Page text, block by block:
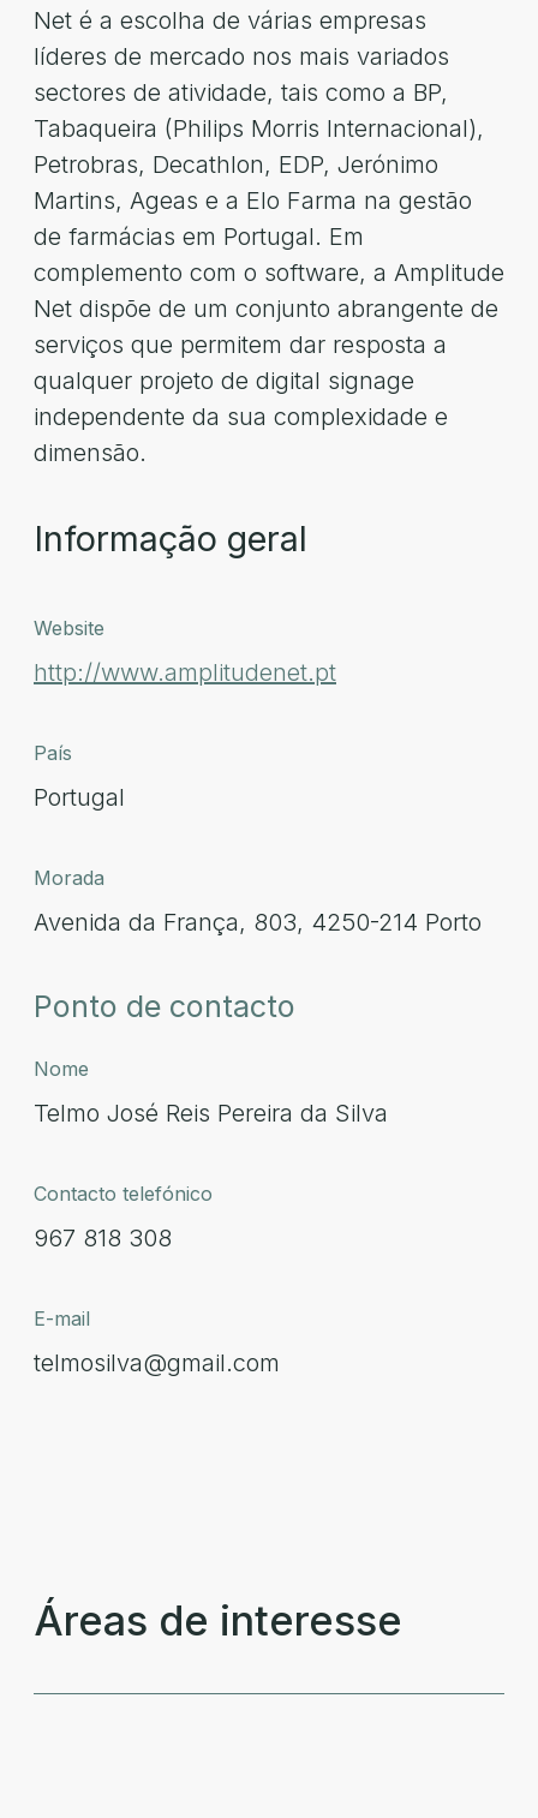
Net é a escolha de várias empresas
líderes de mercado nos mais variados
sectores de atividade, tais como a BP,
Tabaqueira (Philips Morris Internacional),
Petrobras, Decathlon, EDP, Jerónimo
Martins, Ageas e a Elo Farma na gestão
de farmácias em Portugal. Em
complemento com o software, a Amplitude
Net dispõe de um conjunto abrangente de
serviços que permitem dar resposta a
qualquer projeto de digital signage
independente da sua complexidade e
dimensão.
Informação geral
Website
http://www.amplitudenet.pt
País
Portugal
Morada
Avenida da França, 803, 4250-214 Porto
Ponto de contacto
Nome
Telmo José Reis Pereira da Silva
Contacto telefónico
967 818 308
E-mail
telmosilva@gmail.com
Áreas de interesse